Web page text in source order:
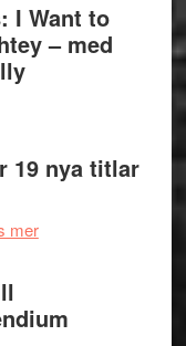
Festival
I Want to
– med
trailern19 nya titlar
merom
presenterar